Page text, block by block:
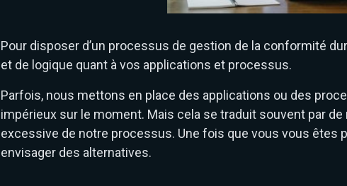
Pour disposer d’un processus de gestion de la conformité
et de logique quant à vos applications et processus.
Parfois, nous mettons en place des applications ou des
impérieux sur le moment. Mais cela se traduit souvent par
excessive de notre processus. Une fois que vous vous êtes
envisager des alternatives.